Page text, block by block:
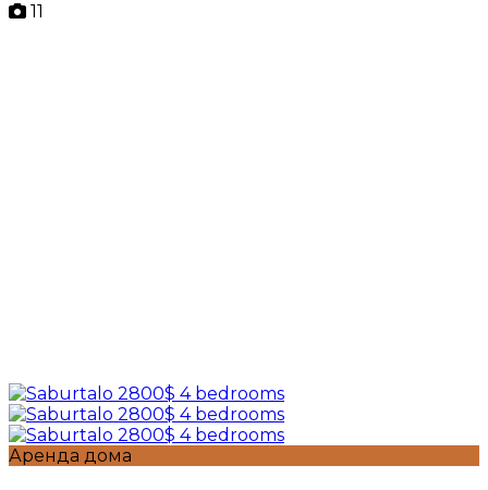
11
Аренда дома